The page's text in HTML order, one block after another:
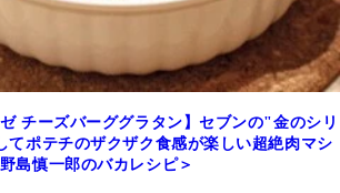
ゼ チーズバーググラタン】セブンの"金のシリ
てポテチのザクザク食感が楽しい超絶肉マシ
島慎一郎のバカレシピ＞